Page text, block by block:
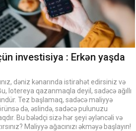
investisiya : Erkən yaşda
dəniz kənarında istirahət edirsiniz və
Bu, lotereya qazanmaqla deyil, sadəcə ağıllı
Tez başlamaq, sadəcə maliyyə
də, əslində, sadəcə pulunuzu
Bu bələdçi sizə hər şeyi əyləncəli və
Maliyyə ağacınızı əkməyə başlayın!